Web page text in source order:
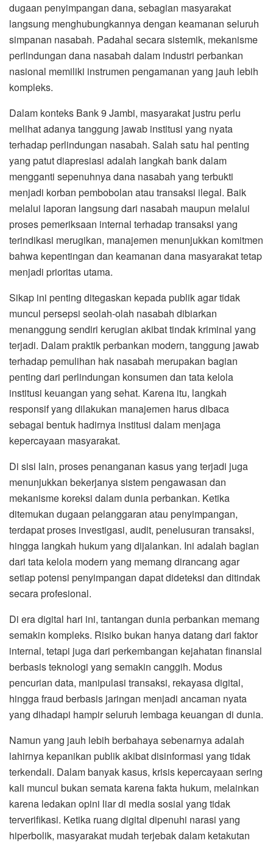
dugaan penyimpangan dana, sebagian masyarakat
langsung menghubungkannya dengan keamanan seluruh
simpanan nasabah. Padahal secara sistemik, mekanisme
perlindungan dana nasabah dalam industri perbankan
nasional memiliki instrumen pengamanan yang jauh lebih
kompleks.
Dalam konteks Bank 9 Jambi, masyarakat justru perlu
melihat adanya tanggung jawab institusi yang nyata
terhadap perlindungan nasabah. Salah satu hal penting
yang patut diapresiasi adalah langkah bank dalam
mengganti sepenuhnya dana nasabah yang terbukti
menjadi korban pembobolan atau transaksi ilegal. Baik
melalui laporan langsung dari nasabah maupun melalui
proses pemeriksaan internal terhadap transaksi yang
terindikasi merugikan, manajemen menunjukkan komitmen
bahwa kepentingan dan keamanan dana masyarakat tetap
menjadi prioritas utama.
Sikap ini penting ditegaskan kepada publik agar tidak
muncul persepsi seolah-olah nasabah dibiarkan
menanggung sendiri kerugian akibat tindak kriminal yang
terjadi. Dalam praktik perbankan modern, tanggung jawab
terhadap pemulihan hak nasabah merupakan bagian
penting dari perlindungan konsumen dan tata kelola
institusi keuangan yang sehat. Karena itu, langkah
responsif yang dilakukan manajemen harus dibaca
sebagai bentuk hadirnya institusi dalam menjaga
kepercayaan masyarakat.
Di sisi lain, proses penanganan kasus yang terjadi juga
menunjukkan bekerjanya sistem pengawasan dan
mekanisme koreksi dalam dunia perbankan. Ketika
ditemukan dugaan pelanggaran atau penyimpangan,
terdapat proses investigasi, audit, penelusuran transaksi,
hingga langkah hukum yang dijalankan. Ini adalah bagian
dari tata kelola modern yang memang dirancang agar
setiap potensi penyimpangan dapat dideteksi dan ditindak
secara profesional.
Di era digital hari ini, tantangan dunia perbankan memang
semakin kompleks. Risiko bukan hanya datang dari faktor
internal, tetapi juga dari perkembangan kejahatan finansial
berbasis teknologi yang semakin canggih. Modus
pencurian data, manipulasi transaksi, rekayasa digital,
hingga fraud berbasis jaringan menjadi ancaman nyata
yang dihadapi hampir seluruh lembaga keuangan di dunia.
Namun yang jauh lebih berbahaya sebenarnya adalah
lahirnya kepanikan publik akibat disinformasi yang tidak
terkendali. Dalam banyak kasus, krisis kepercayaan sering
kali muncul bukan semata karena fakta hukum, melainkan
karena ledakan opini liar di media sosial yang tidak
terverifikasi. Ketika ruang digital dipenuhi narasi yang
hiperbolik, masyarakat mudah terjebak dalam ketakutan